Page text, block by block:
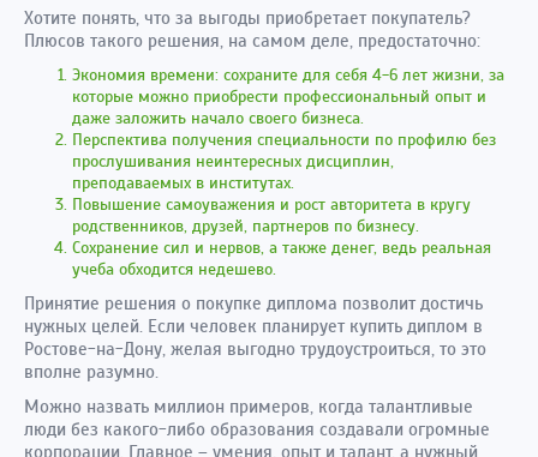
Хотите понять, что за выгоды приобретает покупатель?
Плюсов такого решения, на самом деле, предостаточно:
Экономия времени: сохраните для себя 4-6 лет жизни, за
которые можно приобрести профессиональный опыт и
даже заложить начало своего бизнеса.
Перспектива получения специальности по профилю без
прослушивания неинтересных дисциплин,
преподаваемых в институтах.
Повышение самоуважения и рост авторитета в кругу
родственников, друзей, партнеров по бизнесу.
Сохранение сил и нервов, а также денег, ведь реальная
учеба обходится недешево.
Принятие решения о покупке диплома позволит достичь
нужных целей. Если человек планирует купить диплом в
Ростове-на-Дону, желая выгодно трудоустроиться, то это
вполне разумно.
Можно назвать миллион примеров, когда талантливые
люди без какого-либо образования создавали огромные
корпорации. Главное – умения, опыт и талант, а нужный